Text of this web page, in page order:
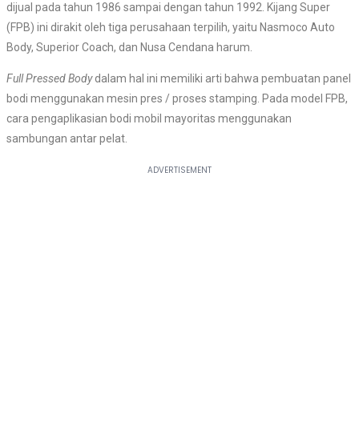
dijual pada tahun 1986 sampai dengan tahun 1992. Kijang Super
(FPB) ini dirakit oleh tiga perusahaan terpilih, yaitu Nasmoco Auto
Body, Superior Coach, dan Nusa Cendana harum.
Full Pressed Bodydalam hal ini memiliki arti bahwa pembuatan panel
bodi menggunakan mesin pres / proses stamping. Pada model FPB,
cara pengaplikasian bodi mobil mayoritas menggunakan
sambungan antar pelat.